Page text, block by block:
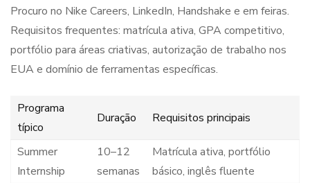
Procuro no Nike Careers, LinkedIn, Handshake e em feiras.
Requisitos frequentes: matrícula ativa, GPA competitivo,
portfólio para áreas criativas, autorização de trabalho nos
EUA e domínio de ferramentas específicas.
Programa
típico
Duração Requisitos principais
Summer
Internship
10–12
semanas
Matrícula ativa, portfólio
básico, inglês fluente